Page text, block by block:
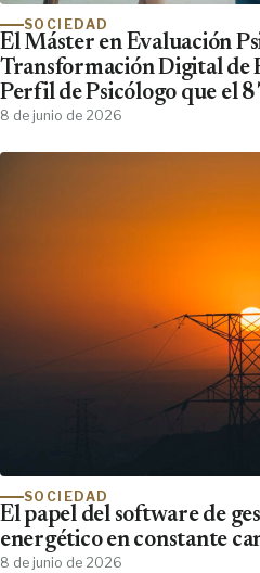
SOCIEDAD
El Máster en Evaluación
Transformación Digital de
Perfil de Psicólogo que el
Clínicos Demanda y No
8 de junio de 2026
SOCIEDAD
El papel del software de
energético en constante
8 de junio de 2026